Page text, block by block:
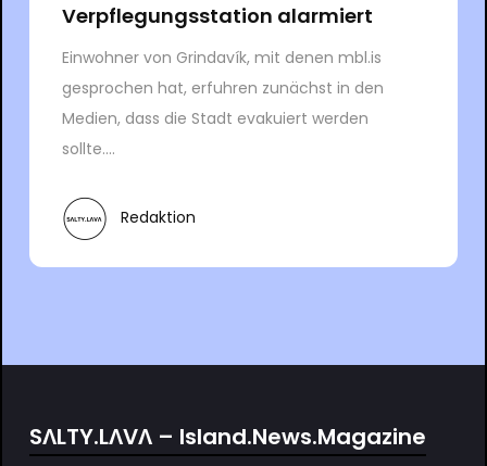
Verpflegungsstation alarmiert
Einwohner von Grindavík, mit denen mbl.is
gesprochen hat, erfuhren zunächst in den
Medien, dass die Stadt evakuiert werden
sollte....
Redaktion
SΛLTY.LΛVΛ – Island.News.Magazine